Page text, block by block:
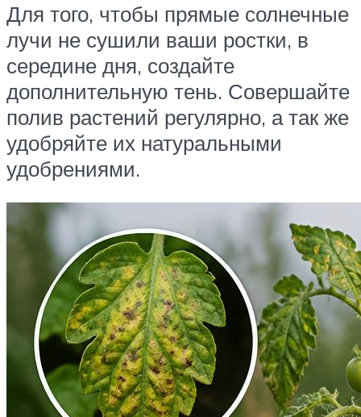
Для того, чтобы прямые солнечные
лучи не сушили ваши ростки, в
середине дня, создайте
дополнительную тень. Совершайте
полив растений регулярно, а так же
удобряйте их натуральными
удобрениями.